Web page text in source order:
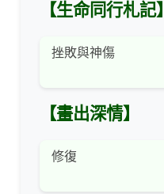
【生命同行札記】
挫敗與神傷
【畫出深情】
修復